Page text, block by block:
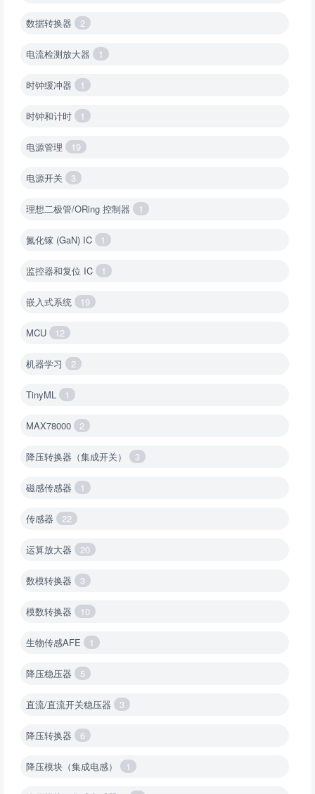
数据转换器 2
电流检测放大器 1
时钟缓冲器 1
时钟和计时 1
电源管理 19
电源开关 3
理想二极管/ORing 控制器 1
氮化镓 (GaN) IC 1
监控器和复位 IC 1
嵌入式系统 19
MCU 12
机器学习 2
TinyML 1
MAX78000 2
降压转换器（集成开关） 3
磁感传感器 1
传感器 22
运算放大器 20
数模转换器 3
模数转换器 10
生物传感AFE 1
降压稳压器 5
直流/直流开关稳压器 3
降压转换器 6
降压模块（集成电感） 1